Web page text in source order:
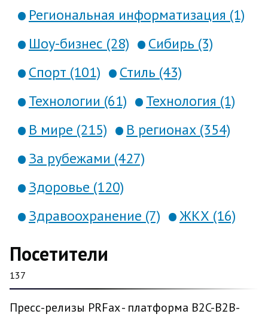
Региональная информатизация (1)
Шоу-бизнес (28)
Сибирь (3)
Спорт (101)
Стиль (43)
Технологии (61)
Технология (1)
В мире (215)
В регионах (354)
За рубежами (427)
Здоровье (120)
Здравоохранение (7)
ЖКХ (16)
Посетители
137
Пресс-релизы PRFax - платформа B2C-B2B-